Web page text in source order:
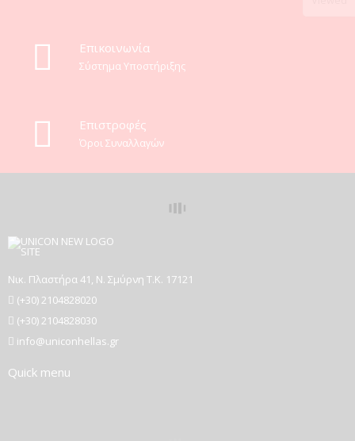
Eπικοινωνία
Σύστημα Υποστήριξης
Επιστροφές
Όροι Συναλλαγών
Νικ. Πλαστήρα 41, Ν. Σμύρνη T.K. 17121
(+30) 2104828020
(+30) 2104828030
info@uniconhellas.gr
Quick menu